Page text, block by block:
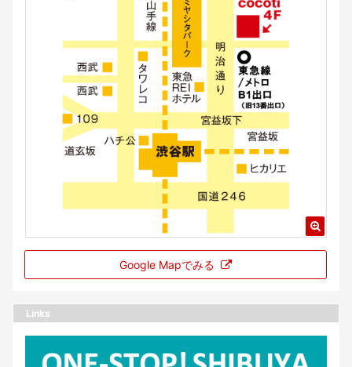
Google Mapでみる
Links